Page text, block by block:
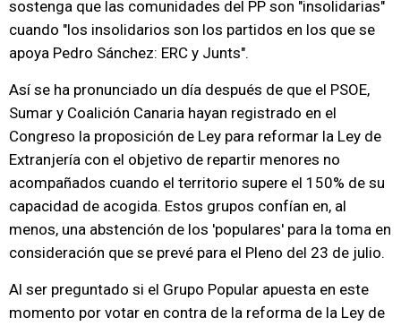
sostenga que las comunidades del PP son "insolidarias"
cuando "los insolidarios son los partidos en los que se
apoya Pedro Sánchez: ERC y Junts".
Así se ha pronunciado un día después de que el PSOE,
Sumar y Coalición Canaria hayan registrado en el
Congreso la proposición de Ley para reformar la Ley de
Extranjería con el objetivo de repartir menores no
acompañados cuando el territorio supere el 150% de su
capacidad de acogida. Estos grupos confían en, al
menos, una abstención de los 'populares' para la toma en
consideración que se prevé para el Pleno del 23 de julio.
Al ser preguntado si el Grupo Popular apuesta en este
momento por votar en contra de la reforma de la Ley de